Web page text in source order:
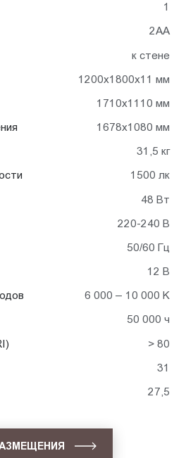
1
2АА
к стене
1200х1800х11 мм
1710x1110 мм
1678x1080 мм
31,5 кг
1500 лк
48 Вт
220-240 В
50/60 Гц
12 В
6 000 – 10 000 K
50 000 ч
> 80
31
27,5